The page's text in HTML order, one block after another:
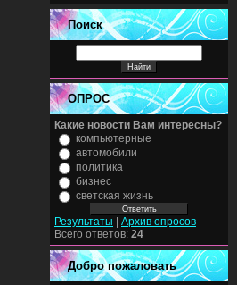
Поиск
ОПРОС
Какие новости Вам интересны?
компьютерные
автомобили
политика
бизнес
светская жизнь
Результаты
Архив опросов
Всего ответов: 24
Добро пожаловать